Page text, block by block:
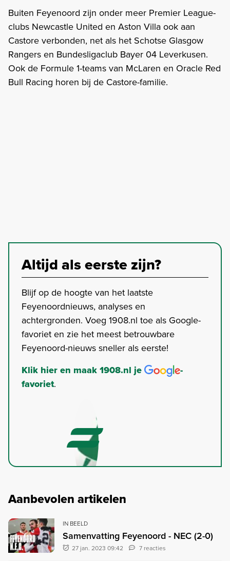
Buiten Feyenoord zijn onder meer Premier League-
clubs Newcastle United en Aston Villa ook aan
Castore verbonden, net als het Schotse Glasgow
Rangers en Bundesligaclub Bayer 04 Leverkusen.
Ook de Formule 1-teams van McLaren en Oracle Red
Bull Racing horen bij de Castore-familie.
Altijd als eerste zijn?
Blijf op de hoogte van het laatste
Feyenoordnieuws, analyses en
achtergronden. Voeg 1908.nl toe als Google-
favoriet en zie het meest betrouwbare
Feyenoord-nieuws sneller als eerste!
Klik hier en maak 1908.nl je
-
favoriet.
Aanbevolen artikelen
IN BEELD
Samenvatting Feyenoord - NEC (2-0)
27 jan. 2023 09:42 7 reacties